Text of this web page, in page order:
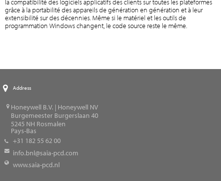
la compatibilité des logiciels applicatifs des clients sur toutes les plateformes
grâce à la portabilité des appareils de génération en génération et à leur
extensibilité sur des décennies. Même si le matériel et les outils de
programmation Windows changent, le code source reste le même.
Address
Honeywell B.V. | Honeywell NV
Burgemeester Burgerslaan 40
5245 NH Rosmalen
Pays-Bas
+31 182 55 62 00
info.bnl@saia-pcd.com
www.saia-pcd.nl